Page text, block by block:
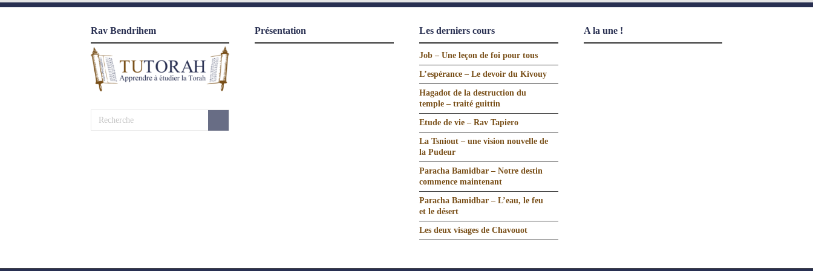
Rav Bendrihem Présentation Les derniers cours
Job – Une leçon de foi pour tous
L’espérance – Le devoir du Kivouy
Hagadot de la destruction du
temple – traité guittin
Etude de vie – Rav Tapiero
La Tsniout – une vision nouvelle de
la Pudeur
Paracha Bamidbar – Notre destin
commence maintenant
Paracha Bamidbar – L’eau, le feu
et le désert
Les deux visages de Chavouot
A la une !